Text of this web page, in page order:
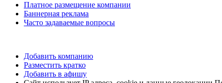
Платное размещение компании
Баннерная реклама
Часто задаваемые вопросы
Добавить компанию
Разместить кратко
Добавить в афишу